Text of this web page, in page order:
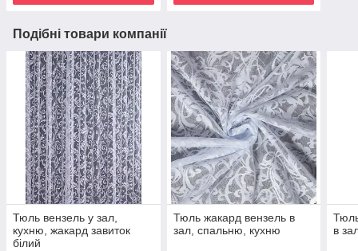
Подібні товари компанії
Тюль вензель у зал,
кухню, жакард завиток
білий
Тюль жакард вензель в
зал, спальню, кухню
в